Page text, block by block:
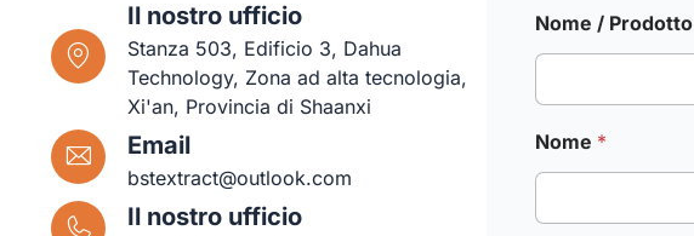
Il nostro ufficio
Stanza 503, Edificio 3, Dahua
Technology, Zona ad alta tecnologia,
Xi'an, Provincia di Shaanxi
Email
bstextract@outlook.com
Il nostro ufficio
Nome / Prodotto
Nome *